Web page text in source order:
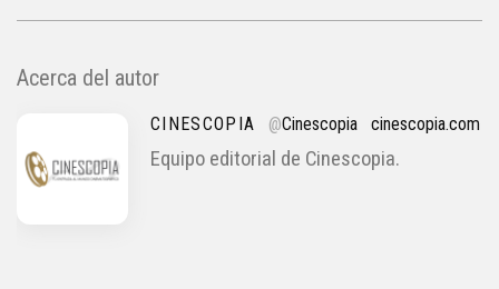
Acerca del autor
CINESCOPIA @Cinescopia cinescopia.com
Equipo editorial de Cinescopia.